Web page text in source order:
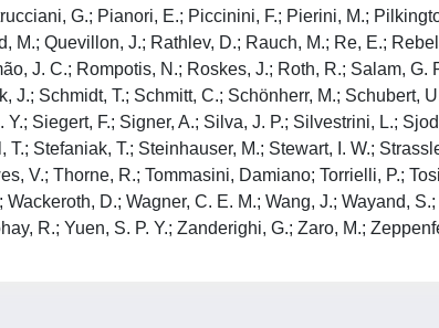
G.; Pianori, E.; Piccinini, F.; Pierini, M.;
M.; Quevillon, J.; Rathlev, D.; Rauch, M.; Re, E.;
J. C.; Rompotis, N.; Roskes, J.; Roth, R.; Salam, G.
Schmidt, T.; Schmitt, C.; Schönherr, M.; Schubert,
Siegert, F.; Signer, A.; Silva, J. P.; Silvestrini, L.;
Stefaniak, T.; Steinhauser, M.; Stewart, I. W.;
V.; Thorne, R.; Tommasini, Damiano; Torrielli, P.;
D.; Wagner, C. E. M.; Wang, J.; Wayand,
R.; Yuen, S. P. Y.; Zanderighi, G.; Zaro, M.;